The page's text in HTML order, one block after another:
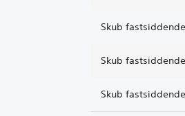
Skub
Skub
Skub